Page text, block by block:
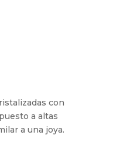
con
a altas
a una joya.